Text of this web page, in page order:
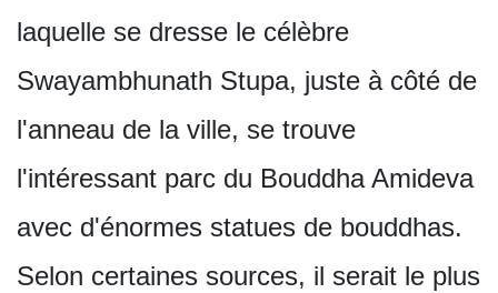
laquelle se dresse le célèbre
Swayambhunath Stupa, juste à côté de
l'anneau de la ville, se trouve
l'intéressant parc du Bouddha Amideva
avec d'énormes statues de bouddhas.
Selon certaines sources, il serait le plus